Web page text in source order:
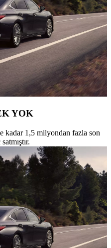
YOK
kadar 1,5 milyondan fazla son